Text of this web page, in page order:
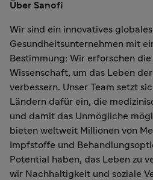
Über Sanofi
Wir sind ein innovatives globales
Gesundheitsunternehmen mit
Bestimmung: Wir erforschen
Wissenschaft, um das Leben
verbessern. Unser Team setzt
Ländern dafür ein, die
und damit das Unmögliche
bieten weltweit Millionen von
Impfstoffe und
Potential haben, das Leben zu
wir Nachhaltigkeit und soziale